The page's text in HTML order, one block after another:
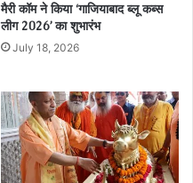
मैरी कॉम ने किया ‘गाजियाबाद ब्लू कब्स
लीग 2026’ का शुभारंभ
July 18, 2026